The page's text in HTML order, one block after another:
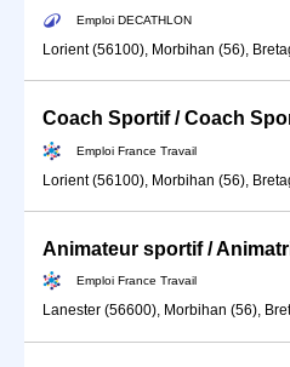
Emploi DECATHLON
Lorient (56100), Morbihan (56),
Coach Sportif / Coach
Emploi France Travail
Lorient (56100), Morbihan (56),
Animateur sportif /
Emploi France Travail
Lanester (56600), Morbihan (56),